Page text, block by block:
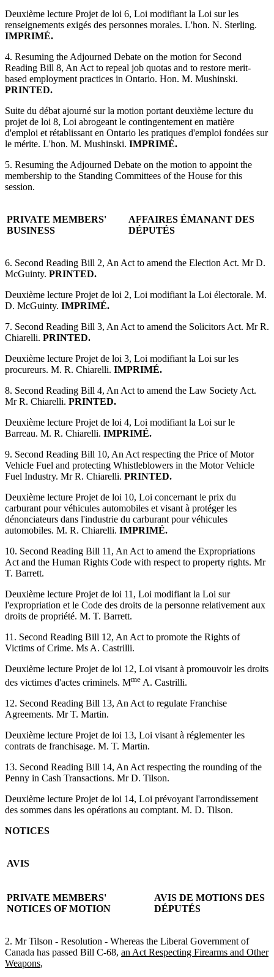
Deuxième lecture Projet de loi 6, Loi modifiant la Loi sur les
renseignements exigés des personnes morales. L'hon. N. Sterling.
IMPRIMÉ.
4. Resuming the Adjourned Debate on the motion for Second
Reading Bill 8, An Act to repeal job quotas and to restore merit-
based employment practices in Ontario. Hon. M. Mushinski.
PRINTED.
Suite du débat ajourné sur la motion portant deuxième lecture du
projet de loi 8, Loi abrogeant le contingentement en matière
d'emploi et rétablissant en Ontario les pratiques d'emploi fondées sur
le mérite. L'hon. M. Mushinski. IMPRIMÉ.
5. Resuming the Adjourned Debate on the motion to appoint the
membership to the Standing Committees of the House for this
session.
PRIVATE MEMBERS'
BUSINESS
AFFAIRES ÉMANANT DES
DÉPUTÉS
6. Second Reading Bill 2, An Act to amend the Election Act. Mr D.
McGuinty. PRINTED.
Deuxième lecture Projet de loi 2, Loi modifiant la Loi électorale. M.
D. McGuinty. IMPRIMÉ.
7. Second Reading Bill 3, An Act to amend the Solicitors Act. Mr R.
Chiarelli. PRINTED.
Deuxième lecture Projet de loi 3, Loi modifiant la Loi sur les
procureurs. M. R. Chiarelli. IMPRIMÉ.
8. Second Reading Bill 4, An Act to amend the Law Society Act.
Mr R. Chiarelli. PRINTED.
Deuxième lecture Projet de loi 4, Loi modifiant la Loi sur le
Barreau. M. R. Chiarelli. IMPRIMÉ.
9. Second Reading Bill 10, An Act respecting the Price of Motor
Vehicle Fuel and protecting Whistleblowers in the Motor Vehicle
Fuel Industry. Mr R. Chiarelli. PRINTED.
Deuxième lecture Projet de loi 10, Loi concernant le prix du
carburant pour véhicules automobiles et visant à protéger les
dénonciateurs dans l'industrie du carburant pour véhicules
automobiles. M. R. Chiarelli. IMPRIMÉ.
10. Second Reading Bill 11, An Act to amend the Expropriations
Act and the Human Rights Code with respect to property rights. Mr
T. Barrett.
Deuxième lecture Projet de loi 11, Loi modifiant la Loi sur
l'expropriation et le Code des droits de la personne relativement aux
droits de propriété. M. T. Barrett.
11. Second Reading Bill 12, An Act to promote the Rights of
Victims of Crime. Ms A. Castrilli.
Deuxième lecture Projet de loi 12, Loi visant à promouvoir les droits
des victimes d'actes criminels. Mme A. Castrilli.
12. Second Reading Bill 13, An Act to regulate Franchise
Agreements. Mr T. Martin.
Deuxième lecture Projet de loi 13, Loi visant à réglementer les
contrats de franchisage. M. T. Martin.
13. Second Reading Bill 14, An Act respecting the rounding of the
Penny in Cash Transactions. Mr D. Tilson.
Deuxième lecture Projet de loi 14, Loi prévoyant l'arrondissement
des sommes dans les opérations au comptant. M. D. Tilson.
NOTICES
AVIS
PRIVATE MEMBERS'
NOTICES OF MOTION
AVIS DE MOTIONS DES
DÉPUTÉS
2. Mr Tilson - Resolution - Whereas the Liberal Government of
Canada has passed Bill C-68, an Act Respecting Firearms and Other
Weapons,